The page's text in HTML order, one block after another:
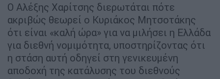
Ο Αλέξης Χαρίτσης διερωτάται πότε
ακριβώς θεωρεί ο Κυριάκος Μητσοτάκης
ότι είναι «καλή ώρα» για να μιλήσει η Ελλάδα
για διεθνή νομιμότητα, υποστηρίζοντας ότι
η στάση αυτή οδηγεί στη γενικευμένη
αποδοχή της κατάλυσης του διεθνούς